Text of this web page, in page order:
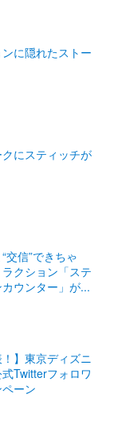
に隠れたストー
にスティッチが
交信”できちゃ
クション「ステ
ウンター」が...
！】東京ディズニ
Twitterフォロワ
ーン